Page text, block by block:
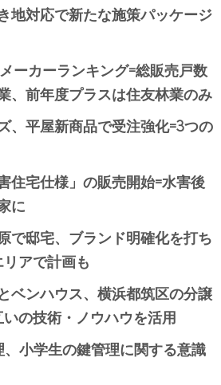
地対応で新たな施策パッケージ
ーカーランキング=総販売戸数
、前年度プラスは住友林業のみ
、平屋新商品で受注強化=3つの
住宅仕様」の販売開始=水害後
に
で邸宅、ブランド明確化を打ち
アで計画も
ベンハウス、横浜都筑区の分譲
の技術・ノウハウを活用
小学生の鍵管理に関する意識